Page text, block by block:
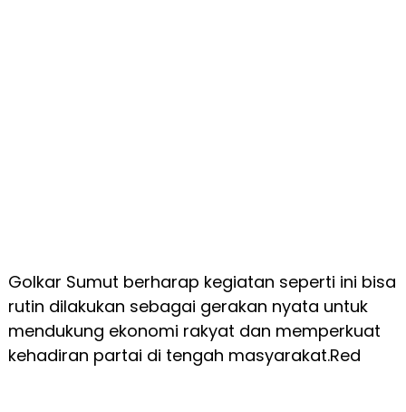
Golkar Sumut berharap kegiatan seperti ini bisa
rutin dilakukan sebagai gerakan nyata untuk
mendukung ekonomi rakyat dan memperkuat
kehadiran partai di tengah masyarakat.Red